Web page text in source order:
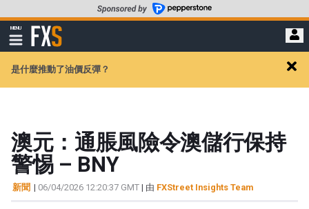
至
要
MENU
顯
示
航
FXStreet
是什麼推動了油價反彈？
alert
澳元：通脹風險令澳儲行保持
警惕 – BNY
新聞 | 06/04/2026 12:20:37 GMT | 由 FXStreet Insights Team